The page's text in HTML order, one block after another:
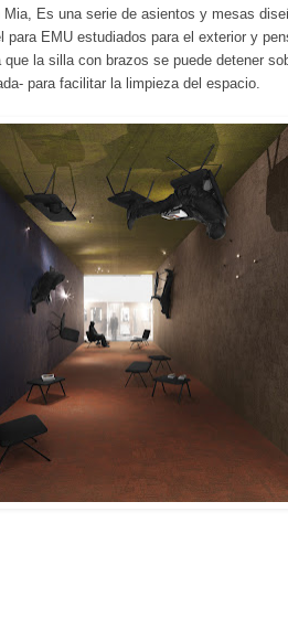
Es una serie de asientos y mesas
para EMU estudiados para el exterior y
que la silla con brazos se puede detener
para facilitar la limpieza del espacio.